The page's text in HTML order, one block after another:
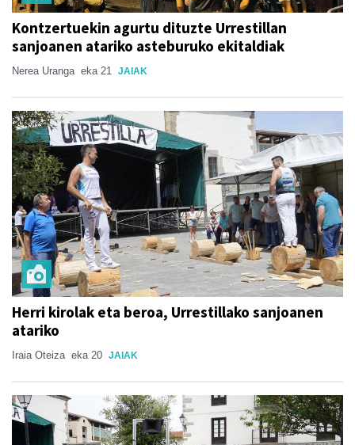
Kontzertuekin agurtu dituzte Urrestillan
sanjoanen atariko asteburuko ekitaldiak
Nerea Uranga eka 21 JAIAK
Herri kirolak eta beroa, Urrestillako sanjoanen
atariko
Iraia Oteiza eka 20 JAIAK